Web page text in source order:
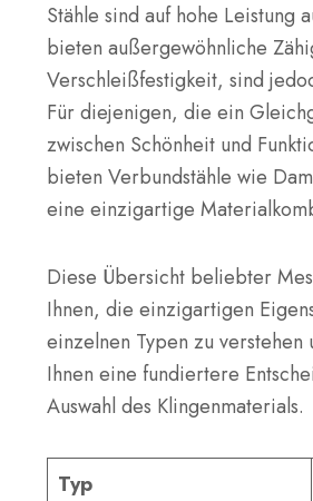
Stähle sind auf hohe Leistung
bieten außergewöhnliche
Verschleißfestigkeit, sind
Für diejenigen, die ein
zwischen Schönheit und
bieten Verbundstähle wie
eine einzigartige
Diese Übersicht beliebter
Ihnen, die einzigartigen
einzelnen Typen zu
Ihnen eine fundiertere
Auswahl des Klingenmaterials.
Typ